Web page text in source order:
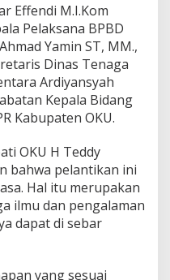
Effendi M.I.Kom
Pelaksana BPBD
Yamin ST, MM.,
Dinas Tenaga
Ardiyansyah
Kepala Bidang
Kabupaten OKU.
OKU H Teddy
bahwa pelantikan ini
Hal itu merupakan
ilmu dan pengalaman
dapat di sebar
yang sesuai